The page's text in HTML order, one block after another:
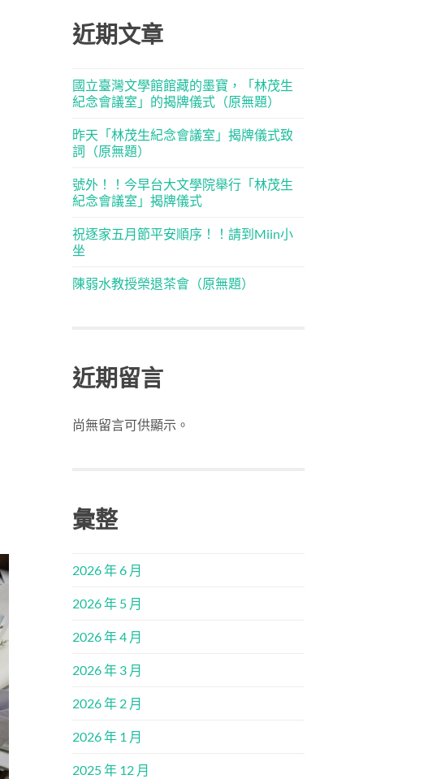
近期文章
國立臺灣文學館館藏的墨寶，「林茂生
紀念會議室」的揭牌儀式（原無題）
昨天「林茂生紀念會議室」揭牌儀式致
詞（原無題）
號外！！今早台大文學院舉行「林茂生
紀念會議室」揭牌儀式
祝逐家五月節平安順序！！請到Miin小
坐
陳弱水教授榮退茶會（原無題）
近期留言
尚無留言可供顯示。
彙整
2026 年 6 月
2026 年 5 月
2026 年 4 月
2026 年 3 月
2026 年 2 月
2026 年 1 月
2025 年 12 月